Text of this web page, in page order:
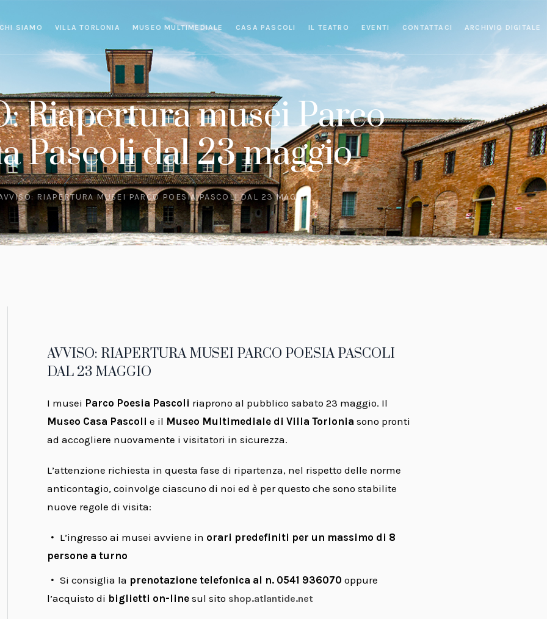
CHI SIAMO VILLA TORLONIA MUSEO MULTIMEDIALE CASA PASCOLI IL TEATRO EVENTI CONTATTACI ARCHIVIO DIGITALE
Riapertura musei Parco
Pascoli dal 23 maggio
RIAPERTURA MUSEI PARCO POESIA PASCOLI DAL 23 MAGGIO
AVVISO: RIAPERTURA MUSEI PARCO POESIA PASCOLI
DAL 23 MAGGIO
I musei Parco Poesia Pascoli riaprono al pubblico sabato 23 maggio. Il
Museo Casa Pascoli e il Museo Multimediale di Villa Torlonia sono pronti
ad accogliere nuovamente i visitatori in sicurezza.
L’attenzione richiesta in questa fase di ripartenza, nel rispetto delle norme
anticontagio, coinvolge ciascuno di noi ed è per questo che sono stabilite
nuove regole di visita:
L’ingresso ai musei avviene in orari predefiniti per un massimo di 8
persone a turno
Si consiglia la prenotazione telefonica al n. 0541 936070 oppure
l’acquisto di biglietti on-line sul sito shop.atlantide.net